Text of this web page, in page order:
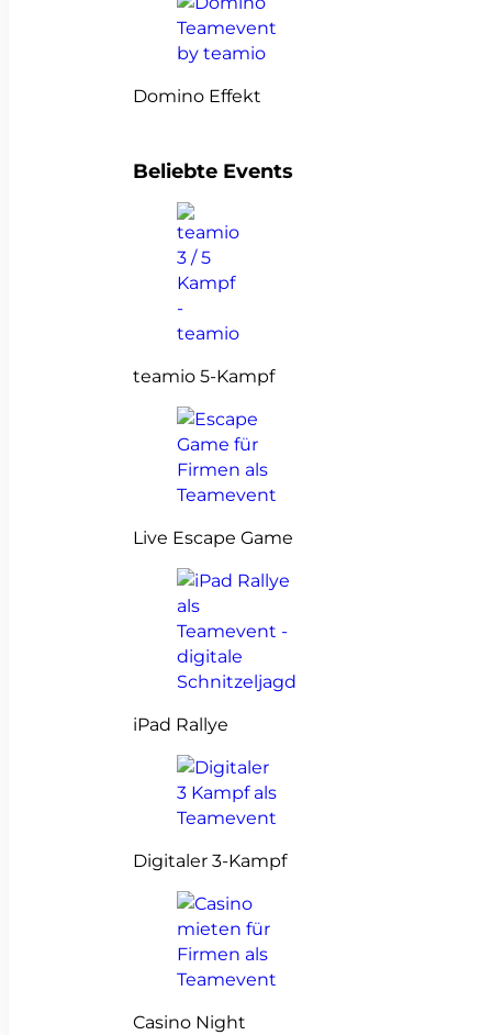
Domino Effekt
Beliebte Events
teamio 5-Kampf
Live Escape Game
iPad Rallye
Digitaler 3-Kampf
Casino Night